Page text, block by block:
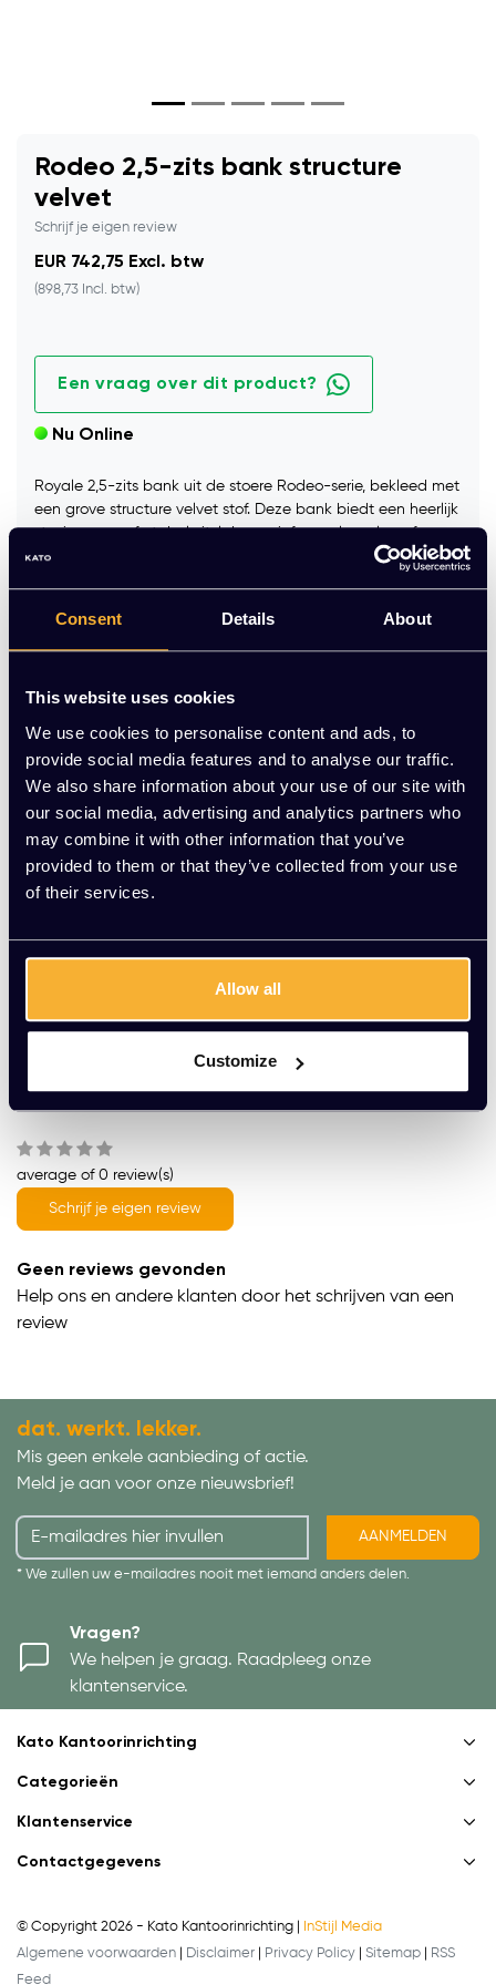
Consent Details About
This website uses cookies
We use cookies to personalise content and ads, to
provide social media features and to analyse our traffic.
We also share information about your use of our site with
our social media, advertising and analytics partners who
may combine it with other information that you’ve
provided to them or that they’ve collected from your use
of their services.
Allow all
Customize
Rodeo 2,5-zits bank structure
velvet
Schrijf je eigen review
EUR 742,75 Excl. btw
(898,73 Incl. btw)
Een vraag over dit product?
Nu Online
Royale 2,5-zits bank uit de stoere Rodeo-serie, bekleed met
een grove structure velvet stof. Deze bank biedt een heerlijk
stevig en comfortabel zitvlak voor informeel overleg of
ontspanning. Ideaal voor de lounge of ontvangst.
Maak een keuze:*
Op voorraad
Toevoegen aan winkelwagen
Vraag jouw persoonlijke aanbieding aan
Gratis montage
Wat onze klanten zeggen
average of 0 review(s)
Schrijf je eigen review
Geen reviews gevonden
Help ons en andere klanten door het schrijven van een
review
dat. werkt. lekker.
Mis geen enkele aanbieding of actie.
Meld je aan voor onze nieuwsbrief!
AANMELDEN
* We zullen uw e-mailadres nooit met iemand anders delen.
Vragen?
We helpen je graag. Raadpleeg onze
klantenservice.
Kato Kantoorinrichting
Categorieën
Klantenservice
Contactgegevens
© Copyright 2026 - Kato Kantoorinrichting |
InStijl Media
Algemene voorwaarden
Disclaimer Privacy Policy Sitemap
RSS
Feed